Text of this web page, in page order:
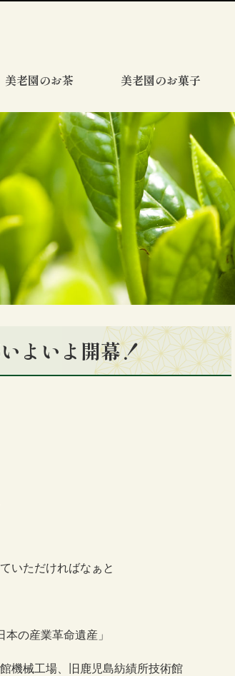
美老園のお茶 美老園のお菓子
よいよ開幕！
いただければなぁと
の産業革命遺産」
機械工場、旧鹿児島紡績所技術館